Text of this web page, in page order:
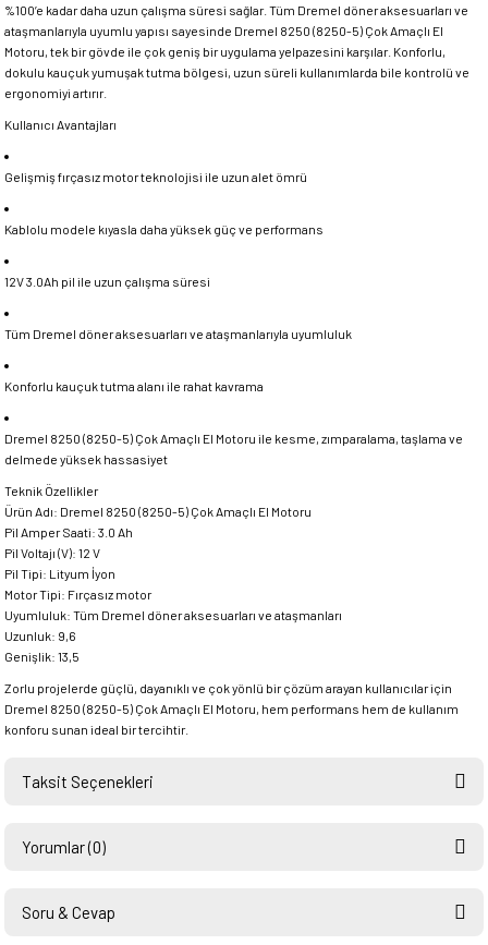
%100’e kadar daha uzun çalışma süresi sağlar. Tüm Dremel döner aksesuarları ve
ataşmanlarıyla uyumlu yapısı sayesinde Dremel 8250 (8250-5) Çok Amaçlı El
Motoru, tek bir gövde ile çok geniş bir uygulama yelpazesini karşılar. Konforlu,
dokulu kauçuk yumuşak tutma bölgesi, uzun süreli kullanımlarda bile kontrolü ve
ergonomiyi artırır.
Kullanıcı Avantajları
Gelişmiş fırçasız motor teknolojisi ile uzun alet ömrü
Kablolu modele kıyasla daha yüksek güç ve performans
12V 3.0Ah pil ile uzun çalışma süresi
Tüm Dremel döner aksesuarları ve ataşmanlarıyla uyumluluk
Konforlu kauçuk tutma alanı ile rahat kavrama
Dremel 8250 (8250-5) Çok Amaçlı El Motoru ile kesme, zımparalama, taşlama ve
delmede yüksek hassasiyet
Teknik Özellikler
Ürün Adı: Dremel 8250 (8250-5) Çok Amaçlı El Motoru
Pil Amper Saati: 3.0 Ah
Pil Voltajı (V): 12 V
Pil Tipi: Lityum İyon
Motor Tipi: Fırçasız motor
Uyumluluk: Tüm Dremel döner aksesuarları ve ataşmanları
Uzunluk: 9,6
Genişlik: 13,5
Zorlu projelerde güçlü, dayanıklı ve çok yönlü bir çözüm arayan kullanıcılar için
Dremel 8250 (8250-5) Çok Amaçlı El Motoru, hem performans hem de kullanım
konforu sunan ideal bir tercihtir.
Taksit Seçenekleri
Yorumlar (0)
Soru & Cevap